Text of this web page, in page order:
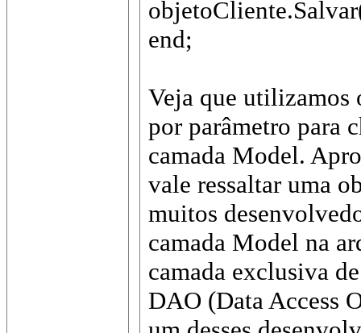
end;
Veja que utilizamos
por parâmetro para
camada Model.
vale ressaltar uma
muitos
camada Model na
camada exclusiva
DAO (Data Access